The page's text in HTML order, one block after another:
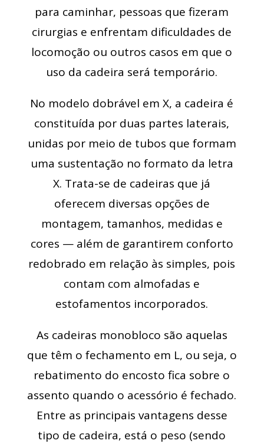
para caminhar, pessoas que fizeram
cirurgias e enfrentam dificuldades de
locomoção ou outros casos em que o
uso da cadeira será temporário.
No modelo dobrável em X, a cadeira é
constituída por duas partes laterais,
unidas por meio de tubos que formam
uma sustentação no formato da letra
X. Trata-se de cadeiras que já
oferecem diversas opções de
montagem, tamanhos, medidas e
cores — além de garantirem conforto
redobrado em relação às simples, pois
contam com almofadas e
estofamentos incorporados.
As cadeiras monobloco são aquelas
que têm o fechamento em L, ou seja, o
rebatimento do encosto fica sobre o
assento quando o acessório é fechado.
Entre as principais vantagens desse
tipo de cadeira, está o peso (sendo